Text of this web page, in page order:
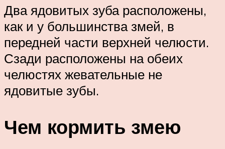
Два ядовитых зуба расположены,
как и у большинства змей, в
передней части верхней челюсти.
Сзади расположены на обеих
челюстях жевательные не
ядовитые зубы.
Чем кормить змею